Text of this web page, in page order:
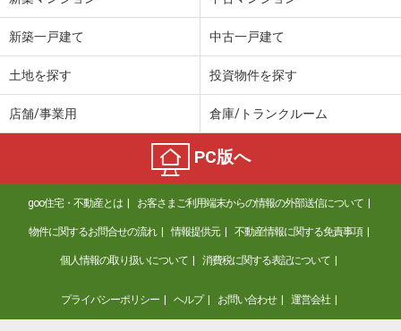
新築一戸建て 中古一戸建て
土地を探す 投資物件を探す
店舗/事業用 倉庫/トランクルーム
PC版へ
goo住宅・不動産とは お客さまご利用端末からの情報の外部送信について
物件に関するお問合せの流れ 情報提供元 不動産情報に関する免責事項
個人情報の取り扱いについて 消費税に関する表記について
プライバシーポリシー ヘルプ お問い合わせ 運営会社